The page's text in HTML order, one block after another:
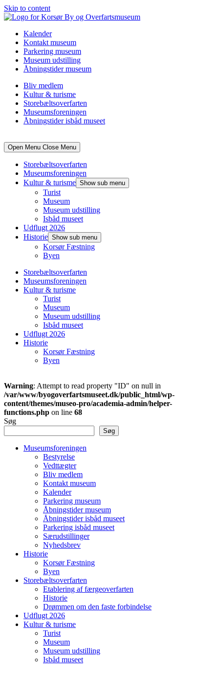
Skip to content
Kalender
Kontakt museum
Parkering museum
Museum udstilling
Åbningstider museum
Bliv medlem
Kultur & turisme
Storebæltsoverfarten
Museumsforeningen
Åbningstider isbåd museet
Open Menu Close Menu
Storebæltsoverfarten
Museumsforeningen
Kultur & turisme Show sub menu
Turist
Museum
Museum udstilling
Isbåd museet
Udflugt 2026
Historie Show sub menu
Korsør Fæstning
Byen
Storebæltsoverfarten
Museumsforeningen
Kultur & turisme
Turist
Museum
Museum udstilling
Isbåd museet
Udflugt 2026
Historie
Korsør Fæstning
Byen
Warning: Attempt to read property "ID" on null in
/var/www/byogoverfartsmuseet.dk/public_html/wp-
content/themes/museo-pro/academia-admin/helper-
functions.php on line 68
Søg
Søg
Museumsforeningen
Bestyrelse
Vedttægter
Bliv medlem
Kontakt museum
Kalender
Parkering museum
Åbningstider museum
Åbningstider isbåd museet
Parkering isbåd museet
Særudstillinger
Nyhedsbrev
Historie
Korsør Fæstning
Byen
Storebæltsoverfarten
Etablering af færgeoverfarten
Historie
Drømmen om den faste forbindelse
Udflugt 2026
Kultur & turisme
Turist
Museum
Museum udstilling
Isbåd museet